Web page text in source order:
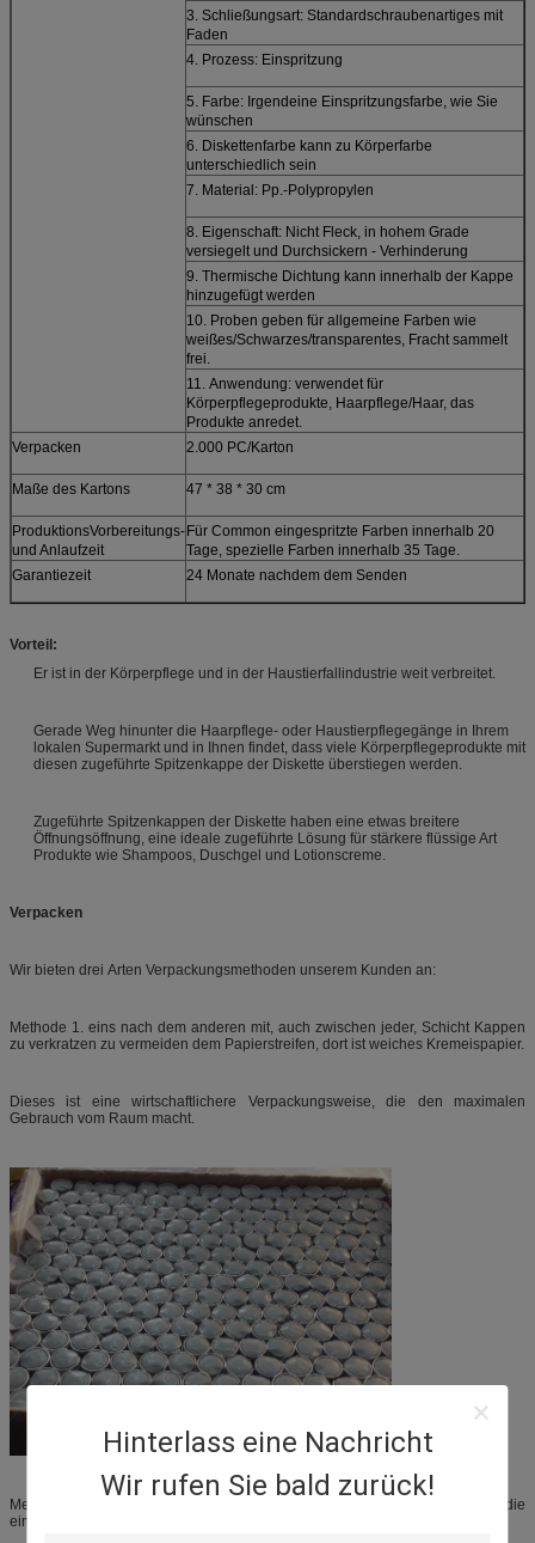
Hinterlass eine Nachricht
Wir rufen Sie bald zurück!
3. Schließungsart: Standardschraubenartiges mit
Faden
4. Prozess: Einspritzung
5. Farbe: Irgendeine Einspritzungsfarbe, wie Sie
wünschen
6. Diskettenfarbe kann zu Körperfarbe
unterschiedlich sein
7. Material: Pp.-Polypropylen
8. Eigenschaft: Nicht Fleck, in hohem Grade
versiegelt und Durchsickern - Verhinderung
9. Thermische Dichtung kann innerhalb der Kappe
hinzugefügt werden
10. Proben geben für allgemeine Farben wie
weißes/Schwarzes/transparentes, Fracht sammelt
frei.
11. Anwendung: verwendetfür
Körperpflegeprodukte, Haarpflege/Haar, das
Produkte anredet.
Verpacken
2.000 PC/Karton
Maße des Kartons 47 * 38 * 30 cm
ProduktionsVorbereitungs-
und Anlaufzeit
Für Common eingespritzte Farben innerhalb 20
Tage, spezielle Farben innerhalb 35 Tage.
Garantiezeit
24 Monate nachdem dem Senden
Vorteil:
Er ist in der Körperpflege und in der Haustierfallindustrie weit verbreitet.
Gerade Weg hinunter die Haarpflege- oder Haustierpflegegänge in Ihrem
lokalen Supermarkt und in Ihnen findet, dass viele Körperpflegeprodukte mit
diesen zugeführte Spitzenkappe der Diskette überstiegen werden.
Zugeführte Spitzenkappen der Diskette haben eine etwas breitere
Öffnungsöffnung, eine ideale zugeführte Lösung für stärkere flüssige Art
Produkte wie Shampoos, Duschgel und Lotionscreme.
Verpacken
Wir bieten drei Arten Verpackungsmethoden unserem Kunden an:
Methode 1. eins nach dem anderen mit, auch zwischen jeder, Schicht Kappen
zu verkratzen zu vermeiden dem Papierstreifen, dort ist weiches Kremeispapier.
Dieses ist eine wirtschaftlichere Verpackungsweise, die den maximalen
Gebrauch vom Raum macht.
Methode 2. nacheinander sitzend auf Kremeispapiernuten. Dieses ist die
einfachste und schnellste Verpackungsweise.